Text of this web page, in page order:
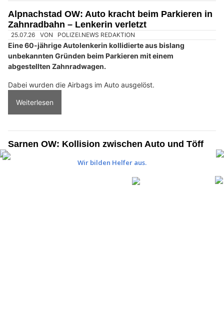
insurando.ch: Zusatzversicherung für den Gesundheitsschutz finden
Umweltgerechte Ölbindungslösungen von Ölfrei GmbH
Zahnradbahn – Lenkerin verletzt